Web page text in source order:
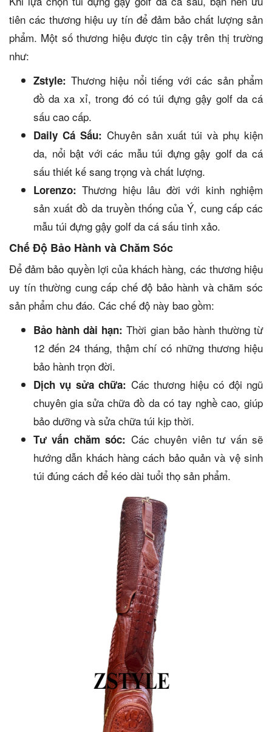
tiên các thương hiệu uy tín để đảm bảo chất lượng sản
phẩm. Một số thương hiệu được tin cậy trên thị trường
như:
Zstyle: Thương hiệu nổi tiếng với các sản phẩm
đồ da xa xỉ, trong đó có túi đựng gậy golf da cá
sấu cao cấp.
Daily Cá Sấu: Chuyên sản xuất túi và phụ kiện
da, nổi bật với các mẫu túi đựng gậy golf da cá
sấu thiết kế sang trọng và chất lượng.
Lorenzo: Thương hiệu lâu đời với kinh nghiệm
sản xuất đồ da truyền thống của Ý, cung cấp các
mẫu túi đựng gậy golf da cá sấu tinh xảo.
Chế Độ Bảo Hành và Chăm Sóc
Để đảm bảo quyền lợi của khách hàng, các thương hiệu
uy tín thường cung cấp chế độ bảo hành và chăm sóc
sản phẩm chu đáo. Các chế độ này bao gồm:
Bảo hành dài hạn: Thời gian bảo hành thường từ
12 đến 24 tháng, thậm chí có những thương hiệu
bảo hành trọn đời.
Dịch vụ sửa chữa: Các thương hiệu có đội ngũ
chuyên gia sửa chữa đồ da có tay nghề cao, giúp
bảo dưỡng và sửa chữa túi kịp thời.
Tư vấn chăm sóc: Các chuyên viên tư vấn sẽ
hướng dẫn khách hàng cách bảo quản và vệ sinh
túi đúng cách để kéo dài tuổi thọ sản phẩm.